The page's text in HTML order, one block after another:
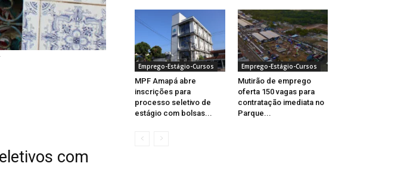
com
Emprego-Estágio-Cursos
MPF Amapá abre
inscrições para
processo seletivo de
estágio com bolsas...
Emprego-Estágio-Cursos
Mutirão de emprego
oferta 150 vagas para
contratação imediata no
Parque...